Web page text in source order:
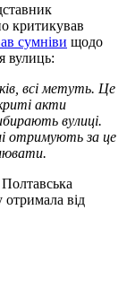
критикував
сумніви щодо
вулиць:
всі метуть. Це
акти
вулиці.
отримують за це
отримала від